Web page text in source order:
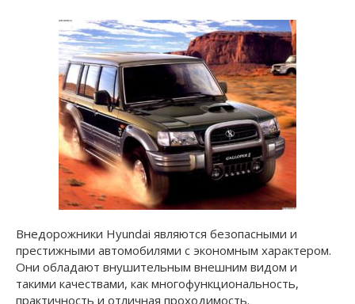
Внедорожники Hyundai являются безопасными и
престижными автомобилями с экономным характером.
Они обладают внушительным внешним видом и
такими качествами, как многофункциональность,
практичность и отличная проходимость.